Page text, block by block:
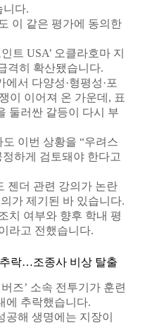
니다.
이 같은 평가에 동의한
트 USA’ 오클라호마 지
격히 확산됐습니다.
서 다양성·형평성·포
이 이어져 온 가운데, 표
둘러싼 갈등이 다시 부
이번 상황을 “우려스
하게 검토돼야 한다고
젠더 관련 강의가 논란
가 제기된 바 있습니다.
치 여부와 향후 학내 평
라고 전했습니다.
락…조종사 비상 탈출
즈’ 소속 전투기가 훈련
에 추락했습니다.
해 생명에는 지장이